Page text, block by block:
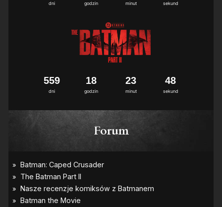
dni godzin minut sekund
dni
559
godzin
18
minut
23
sekund
48
Forum